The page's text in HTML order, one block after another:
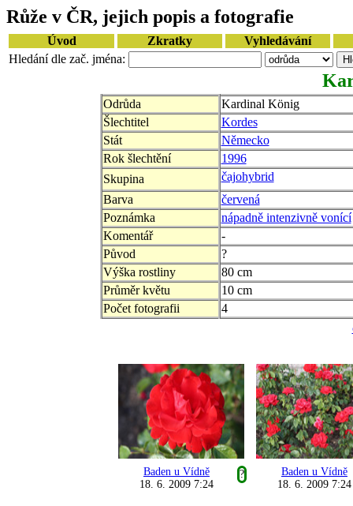
Růže v ČR, jejich popis a fotografie
Úvod Zkratky
Vyhledávání
Hledání dle zač. jména:
Odrůda
Kardinal König
Šlechtitel
Kordes
Stát
Německo
Rok šlechtění
1996
Skupina
čajohybrid
Barva
červená
Poznámka
nápadně intenzivně vonící
Komentář
-
Původ
?
Výška rostliny
80 cm
Průměr květu
10 cm
Počet fotografii
4
Baden u Vídně
?
18. 6. 2009 7:24
Baden u Vídně
18. 6. 2009 7:24